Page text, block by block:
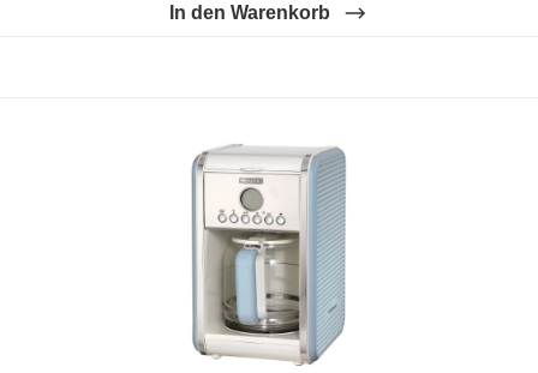
In den Warenkorb